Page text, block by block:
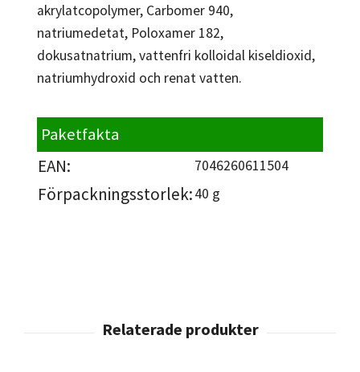
akrylatcopolymer, Carbomer 940,
natriumedetat, Poloxamer 182,
dokusatnatrium, vattenfri kolloidal kiseldioxid,
natriumhydroxid och renat vatten.
Paketfakta
EAN: 7046260611504
Förpackningsstorlek:40 g